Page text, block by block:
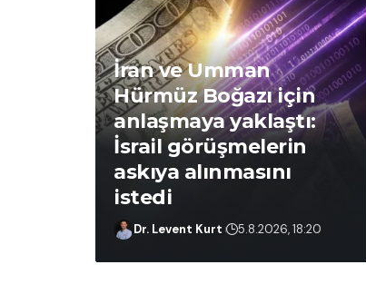
Dr. Levent Kurt 7.8.2026, 16:09
İran ve Umman
Hürmüz Boğazı için
anlaşmaya yaklaştı:
İsrail görüşmelerin
askıya alınmasını
istedi
Dr. Levent Kurt 5.8.2026, 18:20